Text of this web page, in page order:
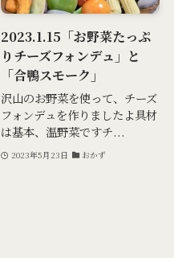
2023.1.15「お野菜たっぷ
りチーズフォンデュ」と
「合鴨スモーク」
沢山のお野菜を使って、チーズ
フォンデュを作りましたよ具材
は基本、温野菜ですチ...
2023年5月23日 おかず